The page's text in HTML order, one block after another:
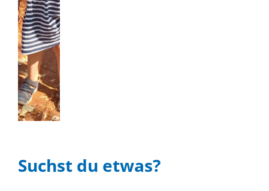
Suchst du etwas?